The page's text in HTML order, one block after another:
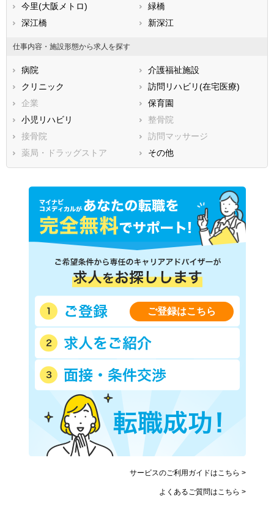
静岡県
滋賀県
広島県
徳島県
香川県
高知県
福岡県
熊本県
鹿児島県
今里(大阪メトロ)
緑橋
深江橋
新深江
仕事内容・施設形態から求人を探す
病院
介護福祉施設
クリニック
訪問リハビリ(在宅医療)
企業
保育園
小児リハビリ
整骨院
接骨院
訪問マッサージ
薬局・ドラッグストア
その他
ご登録はこちら
サービスのご利用ガイドはこちら >
よくあるご質問はこちら >